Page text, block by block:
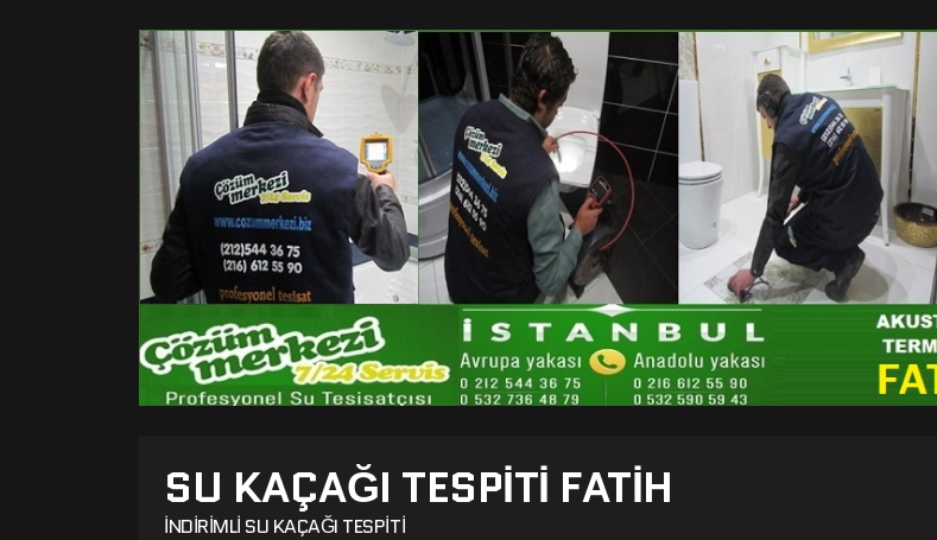
SU KAÇAĞI TESPITI FATIH
İNDIRIMLI SU KAÇAĞI TESPITI